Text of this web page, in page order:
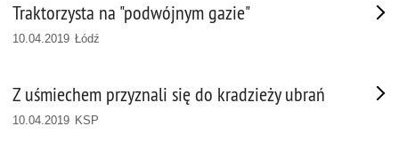
Traktorzysta na "podwójnym gazie"
10.04.2019 Łódź
Z uśmiechem przyznali się do kradzieży ubrań
10.04.2019 KSP